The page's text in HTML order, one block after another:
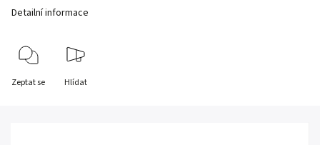
Detailní informace
Zeptat se Hlídat